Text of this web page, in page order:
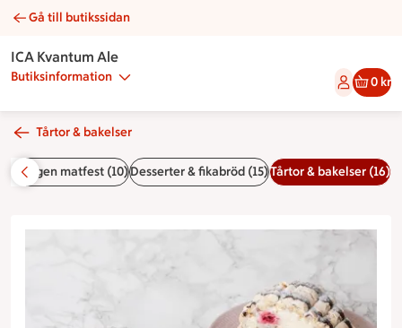
Budapestlängd | Catering ICA Kvantum Ale
Gå till butikssidan
ICA Kvantum Ale
Butiksinformation 0 kr
Tårtor & bakelser
din egen matfest (10)Desserter & fikabröd (15)Tårtor & bakelser (16)